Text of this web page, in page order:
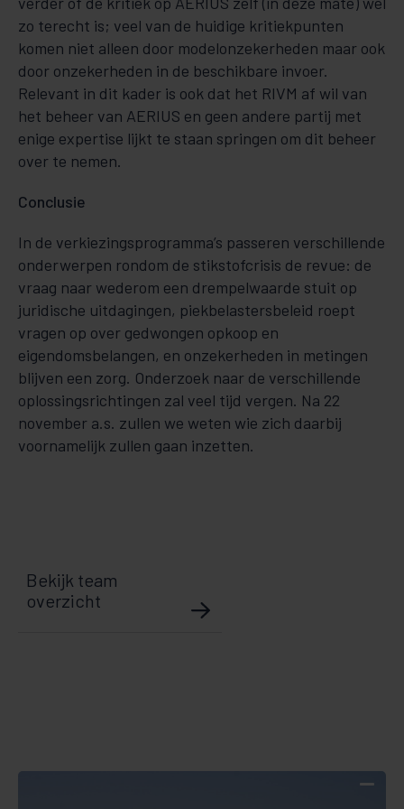
zo terecht is; veel van de huidige kritiekpunten
komen niet alleen door modelonzekerheden maar ook
door onzekerheden in de beschikbare invoer.
Relevant in dit kader is ook dat het RIVM af wil van
het beheer van AERIUS en geen andere partij met
enige expertise lijkt te staan springen om dit beheer
over te nemen.
Conclusie
In de verkiezingsprogramma’s passeren verschillende
onderwerpen rondom de stikstofcrisis de revue: de
vraag naar wederom een drempelwaarde stuit op
juridische uitdagingen, piekbelastersbeleid roept
vragen op over gedwongen opkoop en
eigendomsbelangen, en onzekerheden in metingen
blijven een zorg. Onderzoek naar de verschillende
oplossingsrichtingen zal veel tijd vergen. Na 22
november a.s. zullen we weten wie zich daarbij
voornamelijk zullen gaan inzetten.
Bekijk team
overzicht